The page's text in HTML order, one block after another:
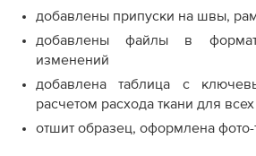
Как скорректировать готовую
добавлены припуски на швы,
добавлены файлы в
изменений
добавлена таблица с
расчетом расхода ткани для
отшит образец, оформлена фото-